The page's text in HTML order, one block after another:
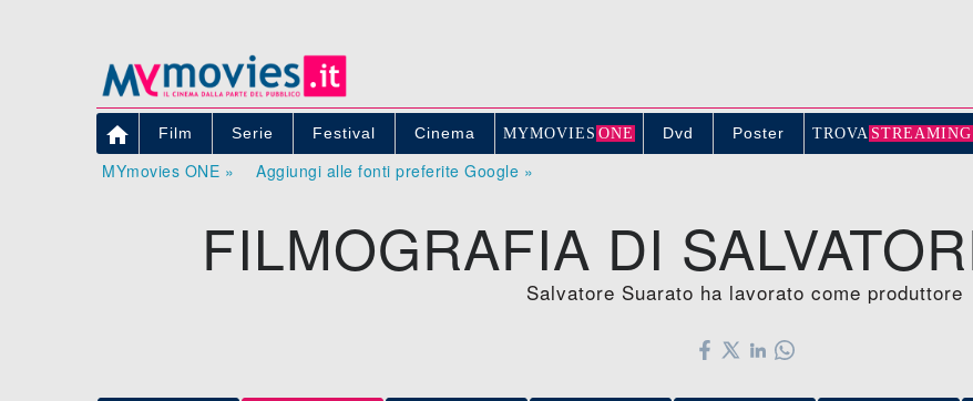
 Film Serie Festival Cinema MYMOVIE S ONE Dvd Poster TROVA STREAMING
MYmovies ONE » Aggiungi alle fonti preferite Google »
FILMOGRAFIA DI
Salvatore Suarato ha lavorato come produttore